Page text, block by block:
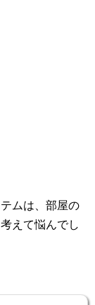
ムは、部屋の
えて悩んでし